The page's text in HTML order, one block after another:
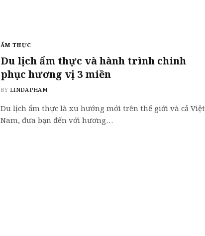
ẨM THỰC
Du lịch ẩm thực và hành trình chinh
phục hương vị 3 miền
BY LINDAPHAM
Du lịch ẩm thực là xu hướng mới trên thế giới và cả Việt
Nam, đưa bạn đến với hương…